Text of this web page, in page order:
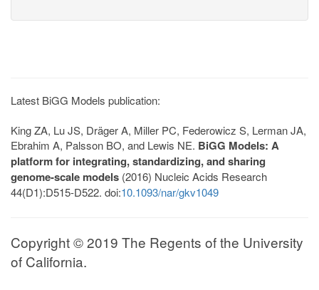
Latest BiGG Models publication:
King ZA, Lu JS, Dräger A, Miller PC, Federowicz S, Lerman JA,
Ebrahim A, Palsson BO, and Lewis NE. BiGG Models: A
platform for integrating, standardizing, and sharing
genome-scale models (2016) Nucleic Acids Research
44(D1):D515-D522. doi:10.1093/nar/gkv1049
Copyright © 2019 The Regents of the University
of California.